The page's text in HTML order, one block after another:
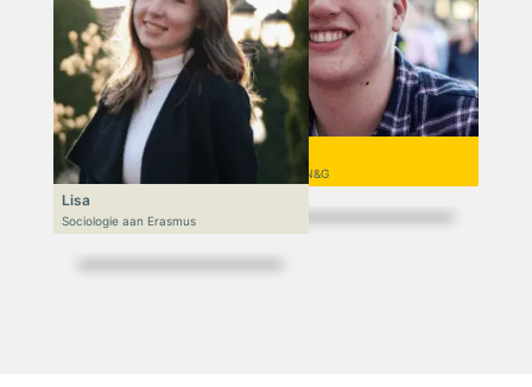
Niek
VWO 6, N&T/N&G
Lisa
Sociologie aan Erasmus